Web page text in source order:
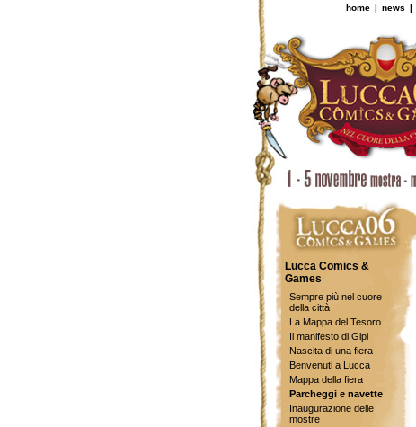
home | news |
Lucca Comics &
Games
Sempre più nel cuore
della città
La Mappa del Tesoro
Il manifesto di Gipi
Nascita di una fiera
Benvenuti a Lucca
Mappa della fiera
Parcheggi e navette
Inaugurazione delle
mostre